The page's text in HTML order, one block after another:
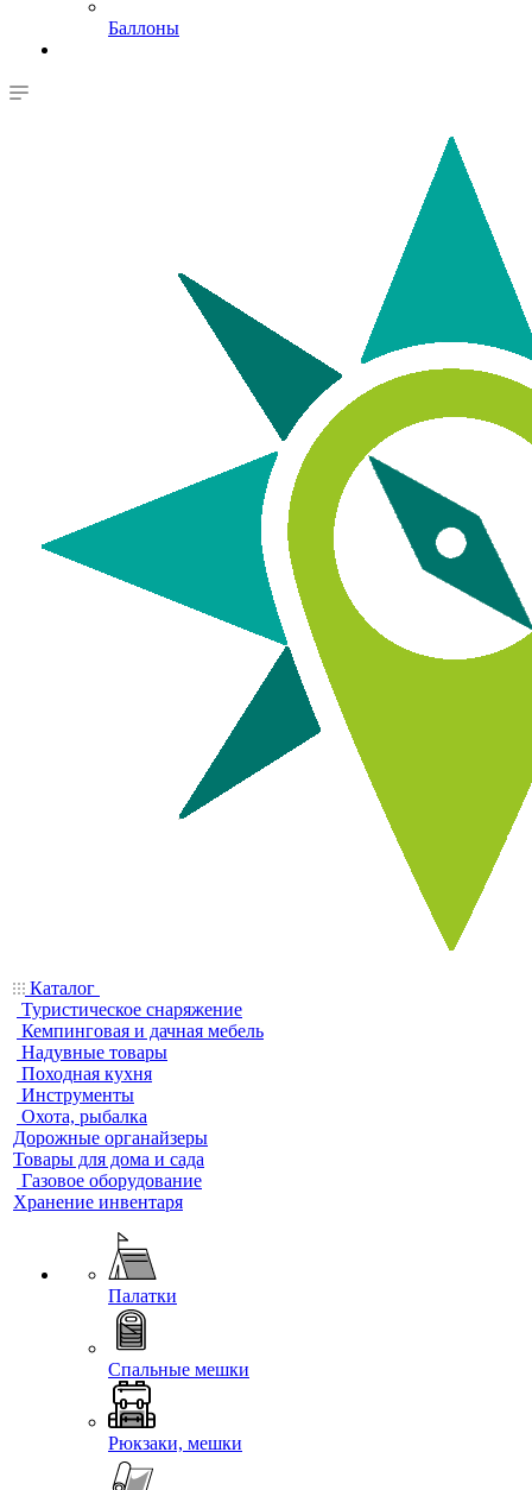
Баллоны
Каталог
Туристическое снаряжение
Кемпинговая и дачная мебель
Надувные товары
Походная кухня
Инструменты
Охота, рыбалка
Дорожные органайзеры
Товары для дома и сада
Газовое оборудование
Хранение инвентаря
Палатки
Спальные мешки
Рюкзаки, мешки